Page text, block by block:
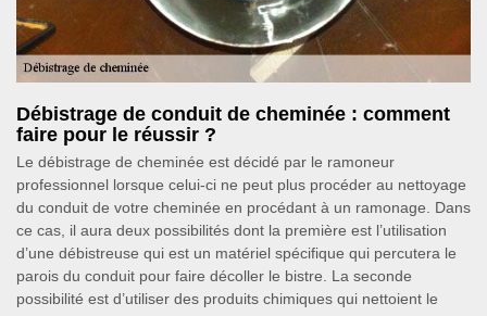
Débistrage de conduit de cheminée : comment
faire pour le réussir ?
Le débistrage de cheminée est décidé par le ramoneur
professionnel lorsque celui-ci ne peut plus procéder au nettoyage
du conduit de votre cheminée en procédant à un ramonage. Dans
ce cas, il aura deux possibilités dont la première est l’utilisation
d’une débistreuse qui est un matériel spécifique qui percutera le
parois du conduit pour faire décoller le bistre. La seconde
possibilité est d’utiliser des produits chimiques qui nettoient le